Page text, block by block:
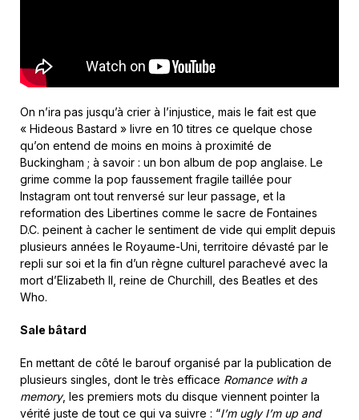
On n’ira pas jusqu’à crier à l’injustice, mais le fait est que
« Hideous Bastard » livre en 10 titres ce quelque chose
qu’on entend de moins en moins à proximité de
Buckingham ; à savoir : un bon album de pop anglaise. Le
grime comme la pop faussement fragile taillée pour
Instagram ont tout renversé sur leur passage, et la
reformation des Libertines comme le sacre de Fontaines
D.C. peinent à cacher le sentiment de vide qui emplit depuis
plusieurs années le Royaume-Uni, territoire dévasté par le
repli sur soi et la fin d’un règne culturel parachevé avec la
mort d’Elizabeth II, reine de Churchill, des Beatles et des
Who.
Sale bâtard
En mettant de côté le barouf organisé par la publication de
plusieurs singles, dont le très efficace Romance with a
memory, les premiers mots du disque viennent pointer la
vérité juste de tout ce qui va suivre : “I’m ugly I’m up and